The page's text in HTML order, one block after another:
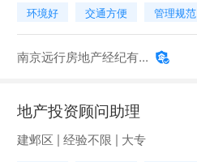
环境好 交通方便 管理规范
南京远行房地产经纪有...
地产投资顾问助理
建邺区 | 经验不限 | 大专